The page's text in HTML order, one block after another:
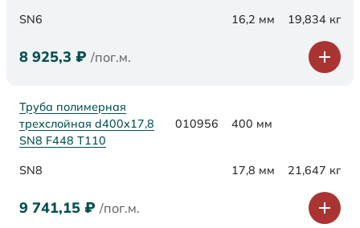
SN6 16,2 мм 19,834 кг
8 925,3 ₽ /пог.м.
Труба полимерная
трехслойная d400х17,8
SN8 F448 Т110
010956 400 мм
SN8 17,8 мм 21,647 кг
9 741,15 ₽ /пог.м.